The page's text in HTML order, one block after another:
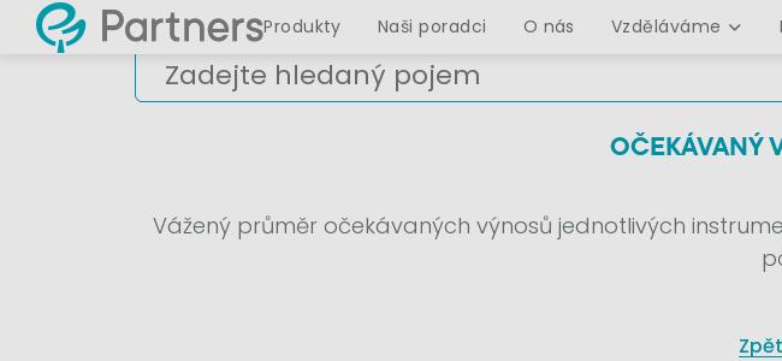
Produkty Naši poradci O nás Vzděláváme
OČEKÁVANÝ
Vážený průměr očekávaných výnosů jednotlivých